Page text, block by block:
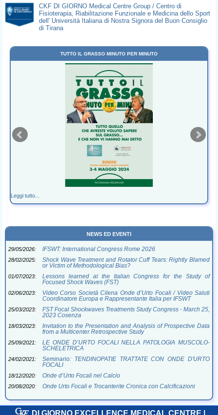
CKF DI GIORNO Medical Centre Group / Centro di
Fisioterapia, Riabilitazione Funzionale e Medicina dello Sport
dell' Università Italiana di Nostra Signora del Buon Consiglio
di Tirana
TUTTO IL GRASSO MINUTO PER MINUTO
Leggi tutto...
NEWS ED EVENTI
29/05/2026: IFSWT: International Congress Rome 2026
28/02/2025:
Shock Wave Treatment and Rotator Cuff Tears: Rightly Blamed
or Victim of Methodological Bias?
01/07/2023:
Lessons learned at the Italian Congress for the Study of
Focused Shock Waves (FST)
02/06/2023:
Video Corso Società Cilena Onde d’Urto Focali / Video Saluti
Coordinatore Europa e Rappresentante Italia per IFSWT
25/03/2023:
FST Focal Shockwaves Treatments Study Congress - March 25,
2023 Cosenza
18/03/2023:
Invitation to the Presentation and Analysis of Prospective Data
from a Multicenter Retrospective Study
25/09/2021:
LE ONDE D’URTO FOCALI NELLA PATOLOGIA MUSCOLO-
SCHELETRICA
24/02/2021:
Seminario: TENDINOPATIE TRATTATE CON ONDE D'URTO
FOCALI
18/12/2020: Onde d’Urto Focali nel Calcio
20/08/2020: Onde Urto Focali e Trocanterite Cronica con Calcificazioni
DI GIORNO EXCELLENCE MEDICAL CENTRE